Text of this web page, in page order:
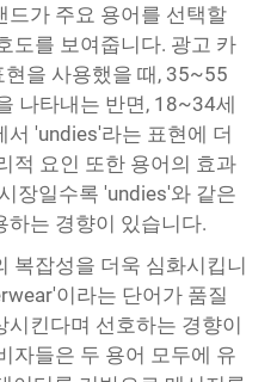
드가 주요 용어를 선택할
도를 보여줍니다. 광고 카
을 사용했을 때, 35~55
나타내는 반면, 18~34세
'undies'라는 표현에 더
적 요인 또한 용어의 효과
장일수록 'undies'와 같은
하는 경향이 있습니다.
복잡성을 더욱 심화시킵니
이라는 단어가 품질
킨다며 선호하는 경향이
자들은 두 용어 모두에 유